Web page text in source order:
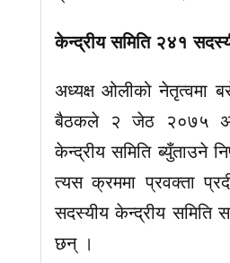
केन्द्रीय समिति २४१
अध्यक्ष ओलीको नेतृत्वमा
बैठकले २ जेठ २०७५
केन्द्रीय समिति ब्युँताउने
त्यस क्रममा प्रवक्ता
सदस्यीय केन्द्रीय समिति
छन् ।